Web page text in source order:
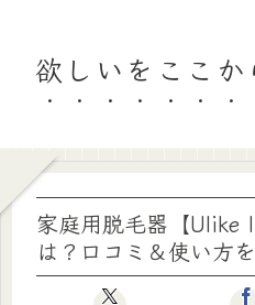
欲しいをここ
家庭用脱毛器【Ulike
は？口コミ＆使い方